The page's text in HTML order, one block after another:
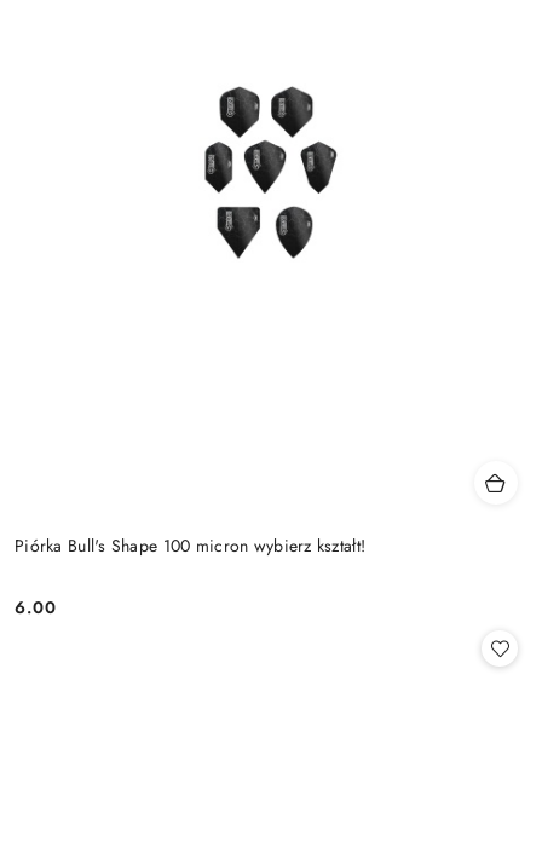
Piórka Bull's Shape 100 micron wybierz kształt!
Cena:
6.00